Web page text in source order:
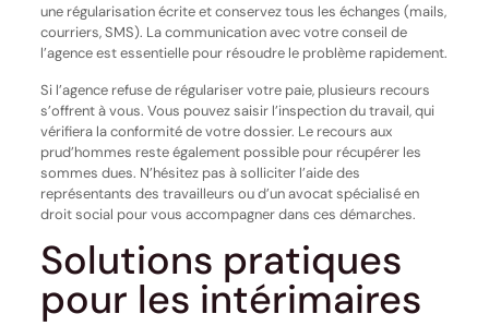
une régularisation écrite et conservez tous les échanges (mails,
courriers, SMS). La communication avec votre conseil de
l’agence est essentielle pour résoudre le problème rapidement.
Si l’agence refuse de régulariser votre paie, plusieurs recours
s’offrent à vous. Vous pouvez saisir l’inspection du travail, qui
vérifiera la conformité de votre dossier. Le recours aux
prud’hommes reste également possible pour récupérer les
sommes dues. N’hésitez pas à solliciter l’aide des
représentants des travailleurs ou d’un avocat spécialisé en
droit social pour vous accompagner dans ces démarches.
Solutions pratiques
pour les intérimaires